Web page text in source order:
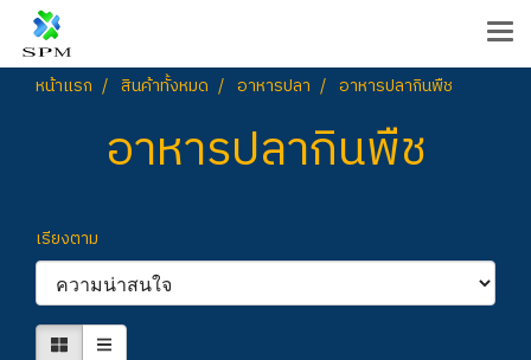
หน้าแรก สินค้าทั้งหมด อาหารปลา อาหารปลากินพืช
อาหารปลากินพืช
เรียงตาม